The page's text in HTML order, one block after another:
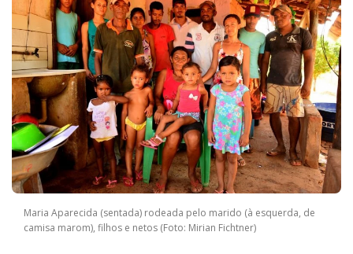
Maria Aparecida (sentada) rodeada pelo marido (à esquerda, de
camisa marom), filhos e netos (Foto: Mirian Fichtner)